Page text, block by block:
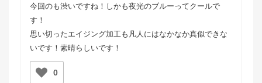
今回のも渋いですね！しかも夜光のブルーってクールで
す！
思い切ったエイジング加工も凡人にはなかなか真似できな
いです！素晴らしいです！
0